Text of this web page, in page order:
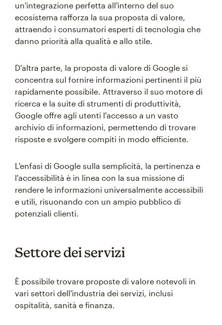
un'integrazione perfetta all'interno del suo
ecosistema rafforza la sua proposta di valore,
attraendo i consumatori esperti di tecnologia che
danno priorità alla qualità e allo stile.
D'altra parte, la proposta di valore di Google si
concentra sul fornire informazioni pertinenti il più
rapidamente possibile. Attraverso il suo motore di
ricerca e la suite di strumenti di produttività,
Google offre agli utenti l'accesso a un vasto
archivio di informazioni, permettendo di trovare
risposte e svolgere compiti in modo efficiente.
L'enfasi di Google sulla semplicità, la pertinenza e
l'accessibilità è in linea con la sua missione di
rendere le informazioni universalmente accessibili
e utili, risuonando con un ampio pubblico di
potenziali clienti.
Settore dei servizi
È possibile trovare proposte di valore notevoli in
vari settori dell'industria dei servizi, inclusi
ospitalità, sanità e finanza.